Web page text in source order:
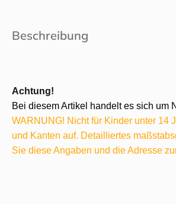
Beschreibung
Achtung!
Bei diesem Artikel handelt es sich um
WARNUNG! Nicht für Kinder unter 14
und Kanten auf. Detailliertes
Sie diese Angaben und die Adresse